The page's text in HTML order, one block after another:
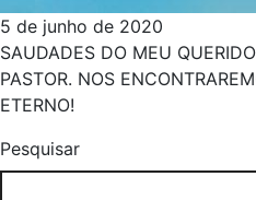
5 de junho de 2020
SAUDADES DO MEU
PASTOR. NOS
ETERNO!
Pesquisar